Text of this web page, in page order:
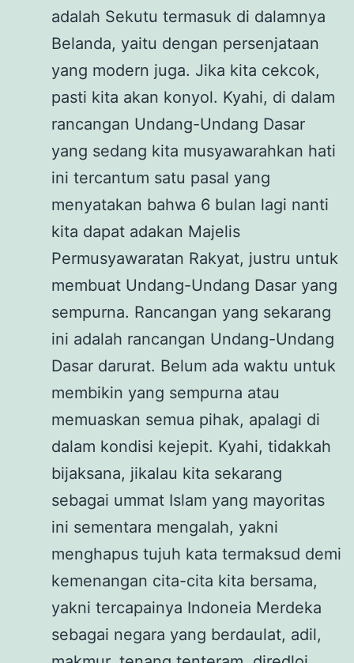
adalah Sekutu termasuk di dalamnya
Belanda, yaitu dengan persenjataan
yang modern juga. Jika kita cekcok,
pasti kita akan konyol. Kyahi, di dalam
rancangan Undang-Undang Dasar
yang sedang kita musyawarahkan hati
ini tercantum satu pasal yang
menyatakan bahwa 6 bulan lagi nanti
kita dapat adakan Majelis
Permusyawaratan Rakyat, justru untuk
membuat Undang-Undang Dasar yang
sempurna. Rancangan yang sekarang
ini adalah rancangan Undang-Undang
Dasar darurat. Belum ada waktu untuk
membikin yang sempurna atau
memuaskan semua pihak, apalagi di
dalam kondisi kejepit. Kyahi, tidakkah
bijaksana, jikalau kita sekarang
sebagai ummat Islam yang mayoritas
ini sementara mengalah, yakni
menghapus tujuh kata termaksud demi
kemenangan cita-cita kita bersama,
yakni tercapainya Indoneia Merdeka
sebagai negara yang berdaulat, adil,